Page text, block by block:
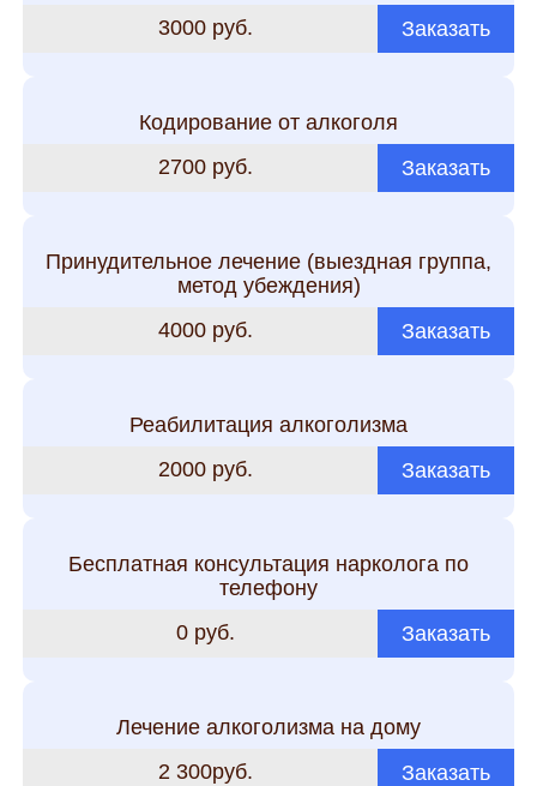
3000 руб.
Заказать
Кодирование от алкоголя
2700 руб.
Заказать
Принудительное лечение (выездная группа,
метод убеждения)
4000 руб.
Заказать
Реабилитация алкоголизма
2000 руб.
Заказать
Бесплатная консультация нарколога по
телефону
0 руб.
Заказать
Лечение алкоголизма на дому
2 300руб.
Заказать